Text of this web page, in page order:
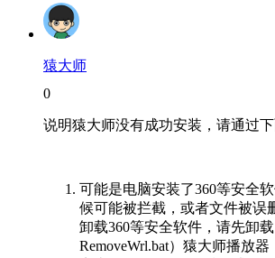
猿大师
0
说明猿大师没有成功安装，请通过下
可能是电脑安装了360等安全
候可能被拦截，或者文件被误
卸载360等安全软件，请先卸
RemoveWrl.bat）猿大师播放